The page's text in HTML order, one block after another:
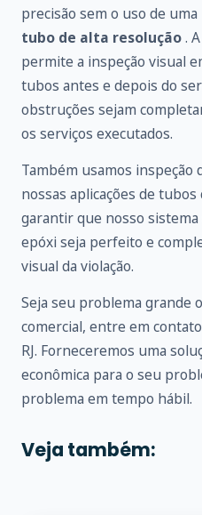
precisão sem o uso de uma
tubo de alta resolução.
permite a inspeção visual
tubos antes e depois do
obstruções sejam
os serviços executados.
Também usamos inspeção
nossas aplicações de
garantir que nosso
epóxi seja perfeito e
visual da violação.
Seja seu problema grande
comercial, entre em contato
RJ. Forneceremos uma
econômica para o seu
problema em tempo hábil.
Veja também: